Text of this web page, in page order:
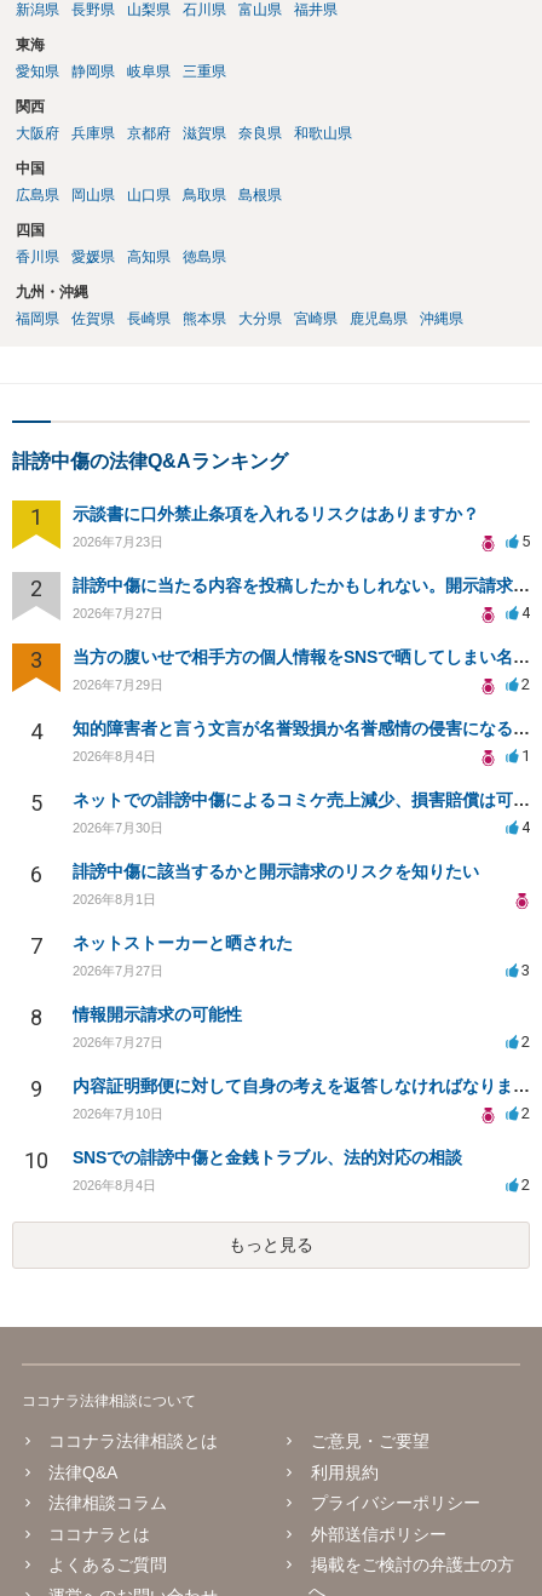
新潟県
長野県 山梨県 石川県 富山県 福井県
東海
愛知県
静岡県 岐阜県 三重県
関西
大阪府
兵庫県 京都府 滋賀県 奈良県 和歌山県
中国
広島県
岡山県 山口県 鳥取県 島根県
四国
香川県
愛媛県 高知県 徳島県
九州・沖縄
福岡県
佐賀県 長崎県 熊本県 大分県 宮崎県 鹿児島県 沖縄県
誹謗中傷の法律Q&Aランキング
1 示談書に口外禁止条項を入れるリスクはありますか？
2026年7月23日 5
2 誹謗中傷に当たる内容を投稿したかもしれない。開示請求や民事刑事裁判に発展しうるのか教えて欲しい。
2026年7月27日 4
3 当方の腹いせで相手方の個人情報をSNSで晒してしまい名誉毀損させてしまったかもしれない
2026年7月29日 2
4 知的障害者と言う文言が名誉毀損か名誉感情の侵害になるか教えてほしい。
2026年8月4日 1
5 ネットでの誹謗中傷によるコミケ売上減少、損害賠償は可能か？
2026年7月30日 4
6 誹謗中傷に該当するかと開示請求のリスクを知りたい
2026年8月1日
7 ネットストーカーと晒された
2026年7月27日 3
8 情報開示請求の可能性
2026年7月27日 2
9 内容証明郵便に対して自身の考えを返答しなければなりませんか？
2026年7月10日 2
10 SNSでの誹謗中傷と金銭トラブル、法的対応の相談
2026年8月4日 2
もっと見る
ココナラ法律相談について
ココナラ法律相談とは
法律Q&A
法律相談コラム
ココナラとは
よくあるご質問
ご意見・ご要望
利用規約
プライバシーポリシー
外部送信ポリシー
掲載をご検討の弁護士の方
へ